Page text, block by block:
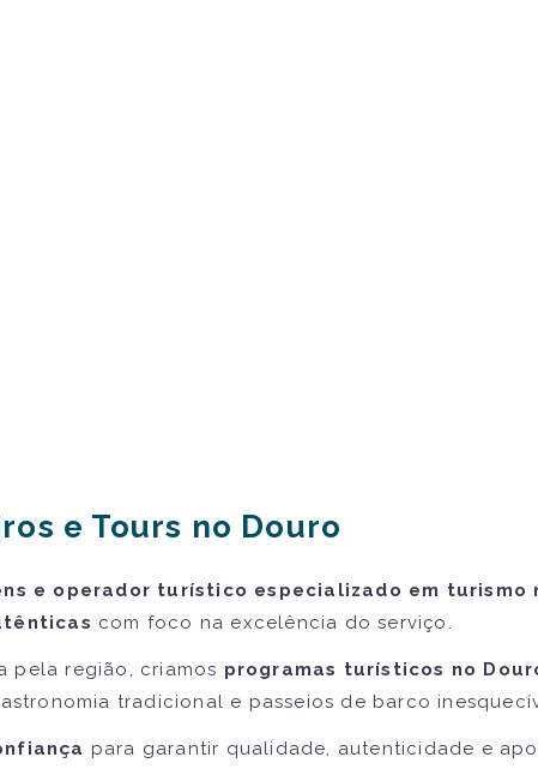
e Tours no Douro
e operador turístico especializado em turismo
com foco na excelência do serviço.
pela região, criamos programas turísticos no
tradicional e passeios de barco
para garantir qualidade, autenticidade e